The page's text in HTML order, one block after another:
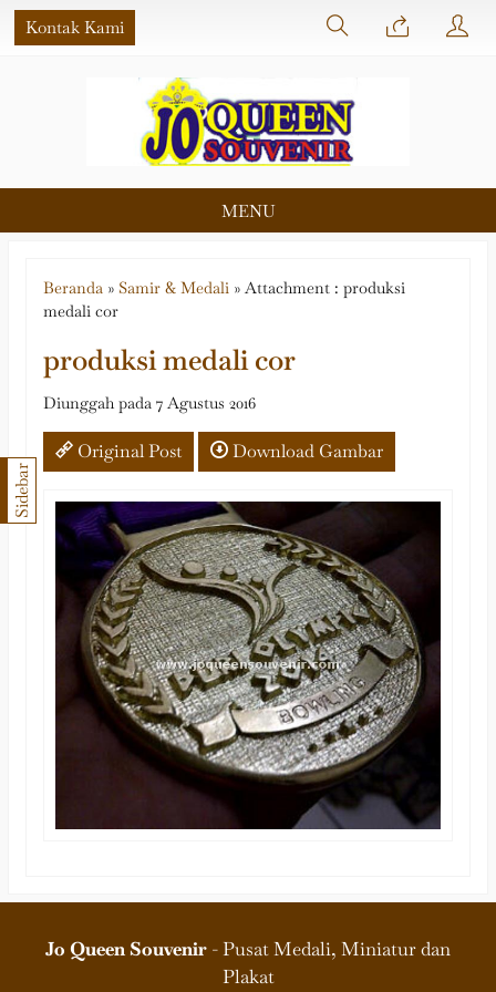
Kontak Kami
MENU
Beranda » Samir & Medali » Attachment : produksi
medali cor
produksi medali cor
Diunggah pada 7 Agustus 2016
Original Post Download Gambar
Sidebar
Jo Queen Souvenir - Pusat Medali, Miniatur dan
Plakat